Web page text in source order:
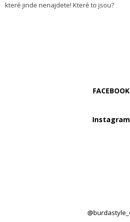
které jinde nenajdete! Které to jsou?
FACEBOOK
Instagram